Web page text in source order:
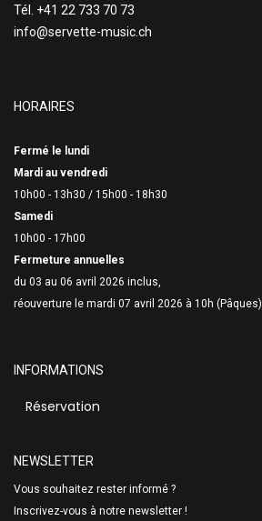
Tél. +41 22 733 70 73
info@servette-music.ch
HORAIRES
Fermé le lundi
Mardi au vendredi
10h00 - 13h30 / 15h00 - 18h30
Samedi
10h00 - 17h00
Fermeture annuelles
du 03 au 06 avril 2026 inclus,
réouverture le mardi 07 avril 2026 à 10h (Pâques)
INFORMATIONS
Réservation
NEWSLETTER
Vous souhaitez rester informé ?
Inscrivez-vous à notre newsletter !